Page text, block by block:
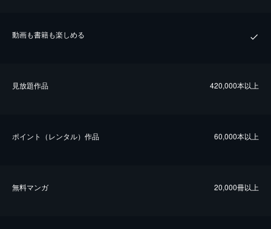
動画も書籍も楽しめる
⾒放題作品 420,000本以上
ポイント（レンタル）作品 60,000本以上
無料マンガ 20,000冊以上